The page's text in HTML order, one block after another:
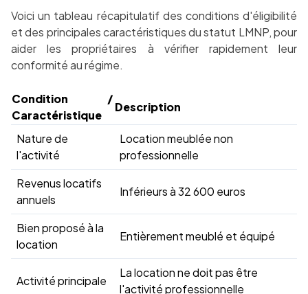
Voici un tableau récapitulatif des conditions d'éligibilité
et des principales caractéristiques du statut LMNP, pour
aider les propriétaires à vérifier rapidement leur
conformité au régime.
Condition /
Caractéristique
Description
Nature de
l'activité
Location meublée non
professionnelle
Revenus locatifs
annuels
Inférieurs à 32 600 euros
Bien proposé à la
location
Entièrement meublé et équipé
Activité principale
La location ne doit pas être
l'activité professionnelle